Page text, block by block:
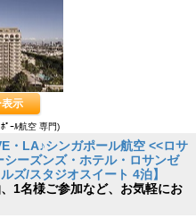
示
ﾟｰﾙ航空 専門)
LA♪シンガポール航空 <<ロサ
ーズンズ・ホテル・ロサンゼ
/スタジオスイート 4泊】
1名様ご参加など、お気軽にお